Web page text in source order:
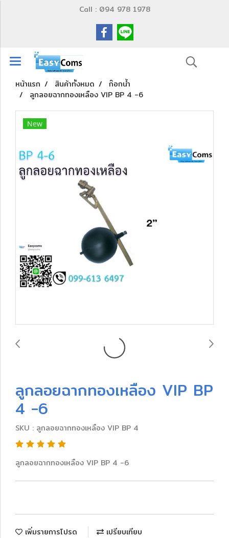
Call : 094 978 1978
หน้าแรก สินค้าทั้งหมด
ก๊อกน้ำ
ลูกลอยฉากทองเหลือง VIP BP 4 -6
New
ลูกลอยฉากทองเหลือง VIP BP
4 -6
SKU : ลูกลอยฉากทองเหลือง VIP BP 4
ลูกลอยฉากทองเหลือง VIP BP 4 -6
เพิ่มรายการโปรด เปรียบเทียบ